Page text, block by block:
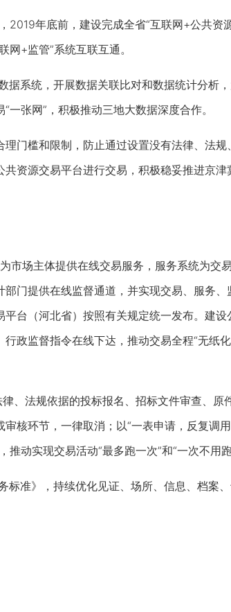
年底前，建设完成全省“互联网+公共资
+监管”系统互联互通。
系统，开展数据关联比对和数据统计分析
张网”，积极推动三地大数据深度合作。
门槛和限制，防止通过设置没有法律、法规
资源交易平台进行交易，积极稳妥推进京津
场主体提供在线交易服务，服务系统为交易
门提供在线监督通道，并实现交易、服务、
台（河北省）按照有关规定统一发布。建设
政监督指令在线下达，推动交易全程“无纸
法规依据的投标报名、招标文件审查、原
核环节，一律取消；以“一表申请，反复调
动实现交易活动“最多跑一次”和“一次不用跑
准》，持续优化见证、场所、信息、档案